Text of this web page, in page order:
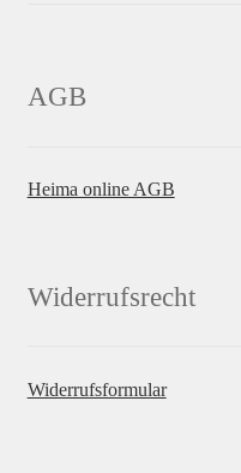
AGB
Heima online AGB
Widerrufsrecht
Widerrufsformular